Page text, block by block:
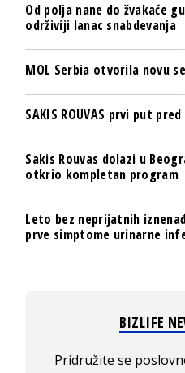
Od polja nane do žvakaće
održiviji lanac snabdevanja
MOL Serbia otvorila novu
SAKIS ROUVAS prvi put
Sakis Rouvas dolazi u
otkrio kompletan program
Leto bez neprijatnih
prve simptome urinarne
BIZLIFE
Pridružite se